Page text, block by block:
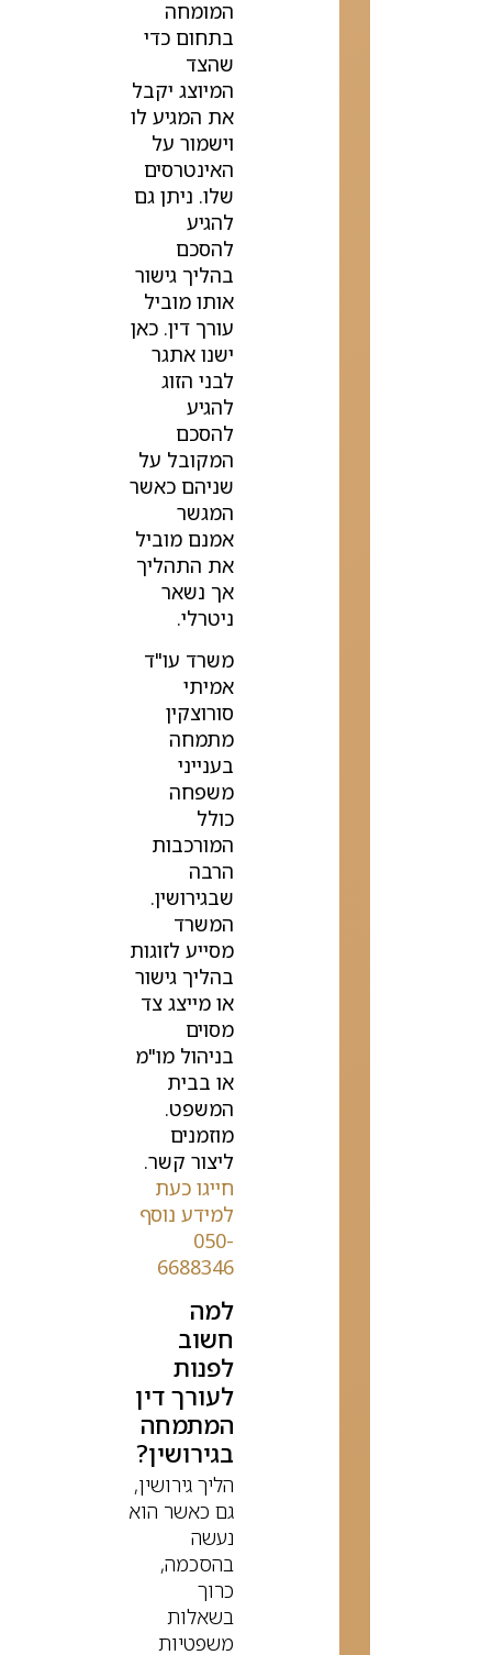
המומחה
בתחום כדי
שהצד
המיוצג יקבל
את המגיע לו
וישמור על
האינטרסים
שלו. ניתן גם
להגיע
להסכם
בהליך גישור
אותו מוביל
עורך דין. כאן
ישנו אתגר
לבני הזוג
להגיע
להסכם
המקובל על
שניהם כאשר
המגשר
אמנם מוביל
את התהליך
אך נשאר
ניטרלי.
משרד עו"ד
אמיתי
סורוצקין
מתמחה
בענייני
משפחה
כולל
המורכבות
הרבה
שבגירושין.
המשרד
מסייע לזוגות
בהליך גישור
או מייצג צד
מסוים
בניהול מו"מ
או בבית
המשפט.
מוזמנים
ליצור קשר.
חייגו כעת
למידע נוסף
050-
6688346
למה
חשוב
לפנות
לעורך דין
המתמחה
בגירושין?
הליך גירושין,
גם כאשר הוא
נעשה
בהסכמה,
כרוך
בשאלות
משפטיות